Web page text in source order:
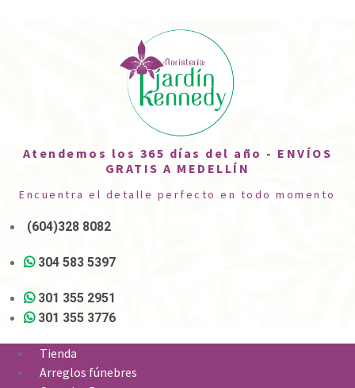
Atendemos los 365 días del año - ENVÍOS
GRATIS A MEDELLÍN
Encuentra el detalle perfecto en todo momento
(604)328 8082
304 583 5397
301 355 2951
301 355 3776
Tienda
Arreglos fúnebres